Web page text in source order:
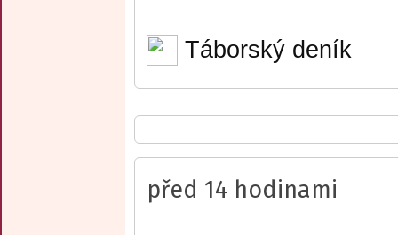
Táborský deník
před 14 hodinami